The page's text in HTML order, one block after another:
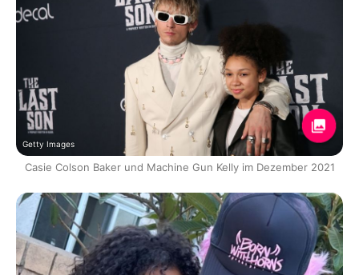
Getty Images
Casie Colson Baker und Machine Gun Kelly im Dezember 2021